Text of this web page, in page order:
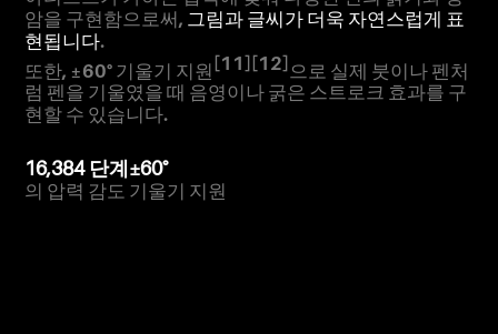
암을 구현함으로써, 그림과 글씨가 더욱 자연스럽게 표
현됩니다.
또한, ±60° 기울기 지원 [11][12] 으로 실제 붓이나 펜처
럼 펜을 기울였을 때 음영이나 굵은 스트로크 효과를 구
현할 수 있습니다.
16,384 단계
의 압력 감도
±60°
기울기 지원